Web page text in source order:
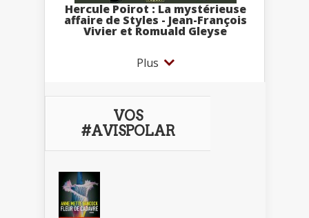
Hercule Poirot : La mystérieuse
affaire de Styles - Jean-François
Vivier et Romuald Gleyse
Plus
VOS
#AVISPOLAR